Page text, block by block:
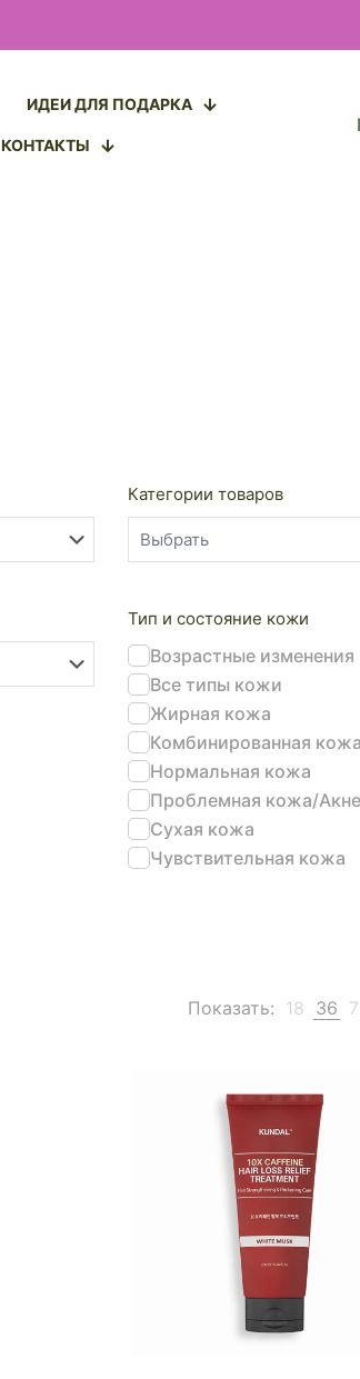
ИДЕИ ДЛЯ ПОДАРКА
КОНТАКТЫ
Категории товаров
Тип и состояние кожи
Возрастные изменения
Все типы кожи
Жирная кожа
Комбинированная
Нормальная кожа
Проблемная кожа/Акне
Сухая кожа
Чувствительная кожа
Показать: 18 36